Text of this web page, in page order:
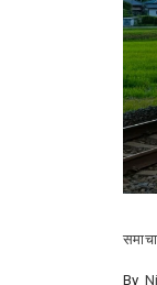
By